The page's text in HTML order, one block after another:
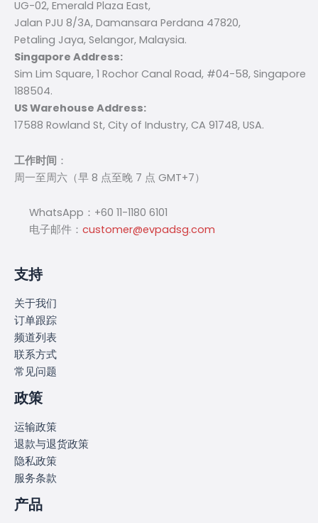
UG-02, Emerald Plaza East,
Jalan PJU 8/3A, Damansara Perdana 47820,
Petaling Jaya, Selangor, Malaysia.
Singapore Address:
Sim Lim Square, 1 Rochor Canal Road, #04-58, Singapore
188504.
US Warehouse Address:
17588 Rowland St, City of Industry, CA 91748, USA.
工作时间 ：
周一至周六（早 8 点至晚 7 点 GMT+7）
WhatsApp：+60 11-1180 6101
电子邮件： customer@evpadsg.com
支持
关于我们
订单跟踪
频道列表
联系方式
常见问题
政策
运输政策
退款与退货政策
隐私政策
服务条款
产品